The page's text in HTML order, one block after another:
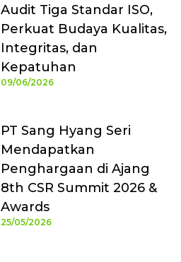
Audit Tiga Standar ISO,
Perkuat Budaya Kualitas,
Integritas, dan
Kepatuhan
09/06/2026
PT Sang Hyang Seri
Mendapatkan
Penghargaan di Ajang
8th CSR Summit 2026 &
Awards
25/05/2026